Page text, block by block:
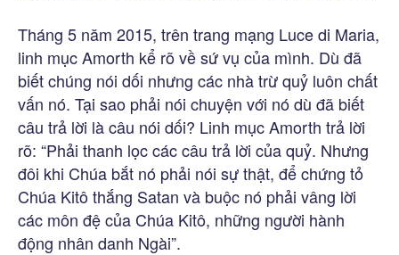
Tháng 5 năm 2015, trên trang mạng Luce di Maria,
linh mục Amorth kể rõ về sứ vụ của mình. Dù đã
biết chúng nói dối nhưng các nhà trừ quỷ luôn chất
vấn nó. Tại sao phải nói chuyện với nó dù đã biết
câu trả lời là câu nói dối? Linh mục Amorth trả lời
rõ: “Phải thanh lọc các câu trả lời của quỷ. Nhưng
đôi khi Chúa bắt nó phải nói sự thật, để chứng tỏ
Chúa Kitô thắng Satan và buộc nó phải vâng lời
các môn đệ của Chúa Kitô, những người hành
động nhân danh Ngài”.